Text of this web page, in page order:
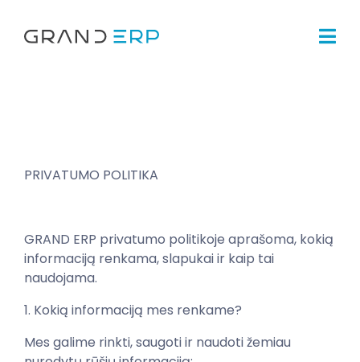
PRIVATUMO POLITIKA
GRAND ERP privatumo politikoje aprašoma, kokią
informaciją renkama, slapukai ir kaip tai
naudojama.
1. Kokią informaciją mes renkame?
Mes galime rinkti, saugoti ir naudoti žemiau